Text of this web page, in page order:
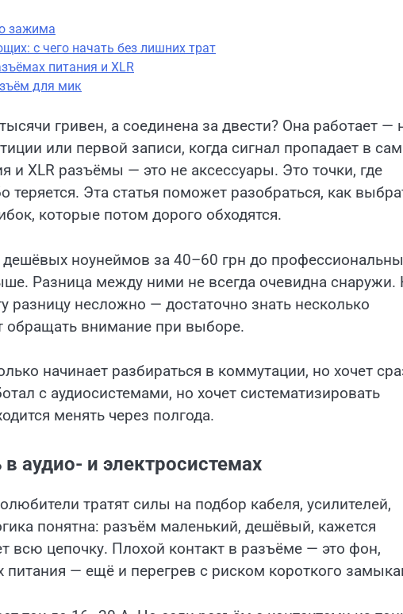
зажима
с чего начать без лишних трат
питания и XLR
для мик
гривен, а соединена за двести? Она работает —
или первой записи, когда сигнал пропадает в
XLR разъёмы — это не аксессуары. Это точки, где
теряется. Эта статья поможет разобраться, как
которые потом дорого обходятся.
ноунеймов за 40–60 грн до
Разница между ними не всегда очевидна снаружи.
разницу несложно — достаточно знать несколько
обращать внимание при выборе.
начинает разбираться в коммутации, но хочет
с аудиосистемами, но хочет систематизировать
менять через полгода.
аудио- и электросистемах
тратят силы на подбор кабеля, усилителей,
понятна: разъём маленький, дешёвый, кажется
цепочку. Плохой контакт в разъёме — это фон,
питания — ещё и перегрев с риском короткого